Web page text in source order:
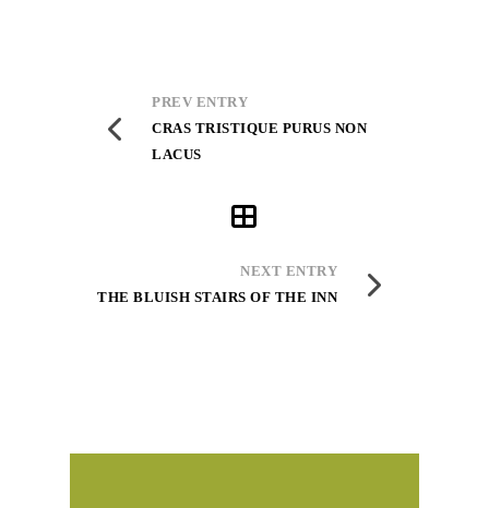
PREV ENTRY
CRAS TRISTIQUE PURUS NON
LACUS
NEXT ENTRY
THE BLUISH STAIRS OF THE INN